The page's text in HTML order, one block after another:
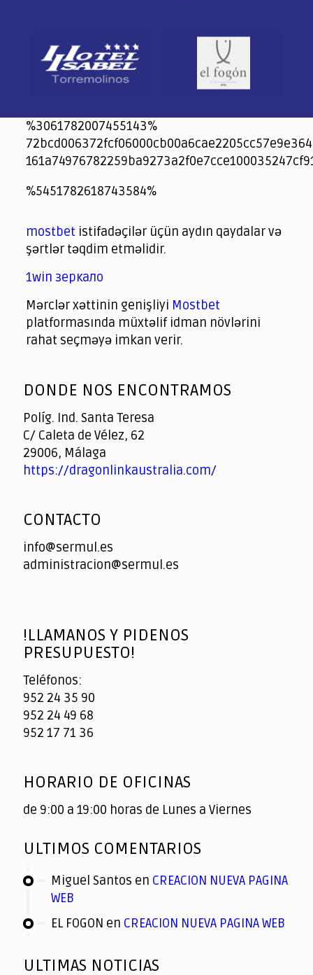
%3061782007455143%
jeetcity
1xbet
jeet city casino
%5451782618743584%
spintiger
Avabet
Spinrise
Crown Green
Crowngreen casino login
슈가 러쉬1000 슬롯
crazy time casino online
1xcasinozambia.com
codingworldnews.com
parimatch.kr
winorio
winorio casino
winorio
mostbet istifadəçilər üçün aydın qaydalar və
şərtlər təqdim etməlidir.
1win зеркало
Mərclər xəttinin genişliyi Mostbet
platformasında müxtəlif idman növlərini
rahat seçməyə imkan verir.
of
DONDE NOS ENCONTRAMOS
Políg. Ind. Santa Teresa
C/ Caleta de Vélez, 62
29006, Málaga
https://dragonlinkaustralia.com/
CONTACTO
info@sermul.es
administracion@sermul.es
!LLAMANOS Y PIDENOS
PRESUPUESTO!
Teléfonos:
952 24 35 90
952 24 49 68
952 17 71 36
HORARIO DE OFICINAS
de 9:00 a 19:00 horas de Lunes a Viernes
ULTIMOS COMENTARIOS
Miguel Santos en CREACION NUEVA PAGINA
WEB
EL FOGON en CREACION NUEVA PAGINA WEB
ULTIMAS NOTICIAS